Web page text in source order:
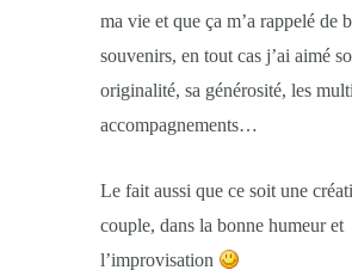
ma vie et que ça m’a rappelé de
souvenirs, en tout cas j’ai aimé
originalité, sa générosité, les
accompagnements…
Le fait aussi que ce soit une
couple, dans la bonne humeur et
l’improvisation